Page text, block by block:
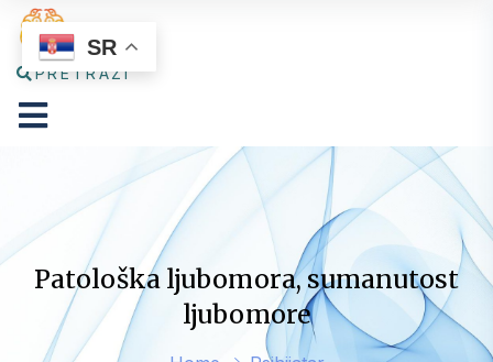
PRETRAŽI
Patološka ljubomora, sumanutost
ljubomore
SR